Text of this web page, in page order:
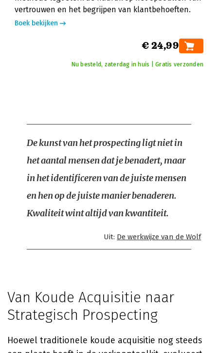
vertrouwen en het begrijpen van klantbehoeften.
Boek bekijken
€ 24,99
Nu besteld, zaterdag in huis | Gratis verzonden
De kunst van het prospecting ligt niet in
het aantal mensen dat je benadert, maar
in het identificeren van de juiste mensen
en hen op de juiste manier benaderen.
Kwaliteit wint altijd van kwantiteit.
Uit: De werkwijze van de Wolf
Van Koude Acquisitie naar
Strategisch Prospecting
Hoewel traditionele koude acquisitie nog steeds